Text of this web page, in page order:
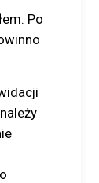
Po